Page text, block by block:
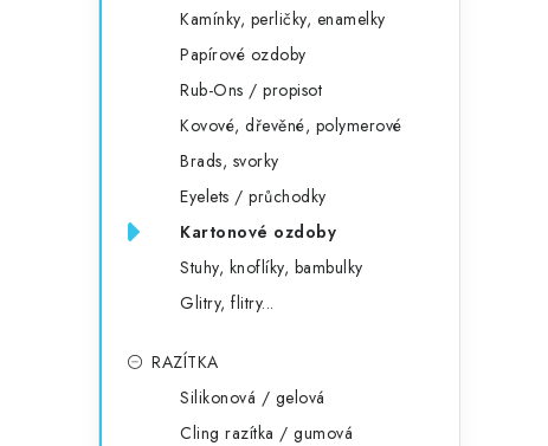
Kamínky, perličky, enamelky
Papírové ozdoby
Rub-Ons / propisot
Kovové, dřevěné, polymerové
Brads, svorky
Eyelets / průchodky
Kartonové ozdoby
Stuhy, knoflíky, bambulky
Glitry, flitry...
RAZÍTKA
Silikonová / gelová
Cling razítka / gumová